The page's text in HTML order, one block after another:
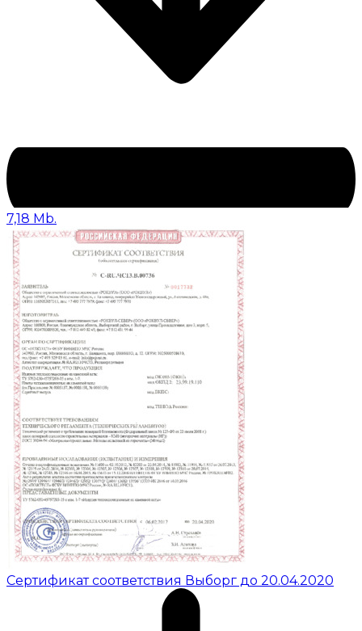
7,18 Mb.
Сертификат соответствия Выборг до 20.04.2020